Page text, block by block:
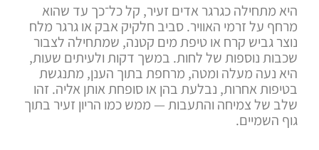
היא מתחילה כגרגר אדים זעיר, קל כל־כך עד שהוא
מרחף על זרמי האוויר. סביב חלקיק אבק או גרגר מלח
נוצר גביש קרח או טיפת מים קטנה, שמתחילה לצבור
שכבות נוספות של לחות. במשך דקות ולעיתים שעות,
היא נעה מעלה ומטה, מרחפת בתוך הענן, מתנגשת
בטיפות אחרות, נבלעת בהן או סופחת אותן אליה. זהו
שלב של צמיחה והתעבות — ממש כמו הריון זעיר בתוך
גוף השמיים.